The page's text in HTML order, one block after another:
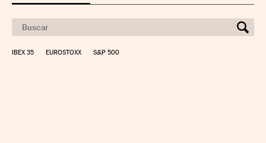
IBEX 35 EUROSTOXX S&P 500